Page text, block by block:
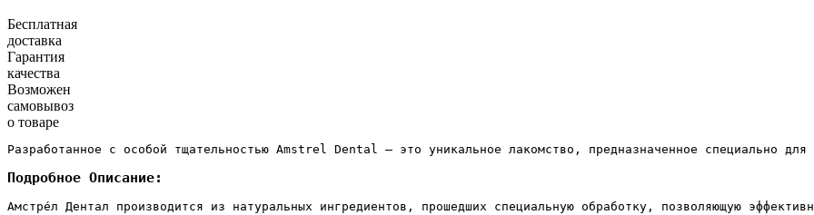
Бесплатная
доставка
Гарантия
качества
Возможен
самовывоз
о товаре
Разработанное с особой тщательностью Amstrel Dental — это уникальное лакомство, предназначенное специально
Подробное Описание:
Амстре́л Дентал производится из натуральных ингредиентов, прошедших специальную обработку, позволяющую